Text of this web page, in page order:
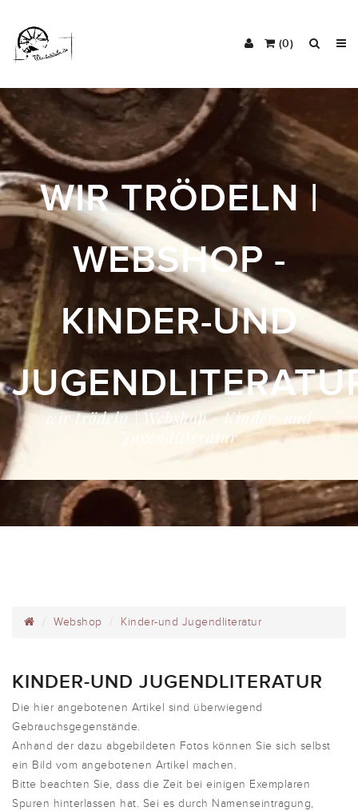
(0)
WIR TRÖDELN |
WEBSHOP -
KINDER-UND
wir trödeln | Webshop - Kinder-und
Jugendliteratur
Webshop Kinder-und Jugendliteratur
KINDER-UND JUGENDLITERATUR
Die hier angebotenen Artikel sind überwiegend
Gebrauchsgegenstände.
Anhand der dazu abgebildeten Fotos können Sie sich selbst
ein Bild vom angebotenen Artikel machen.
Bitte beachten Sie, dass die Zeit bei einigen Exemplaren
Spuren hinterlassen hat. Sei es durch Namenseintragung,